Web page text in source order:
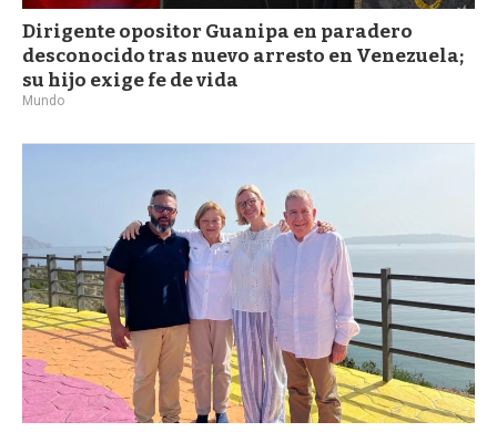
Dirigente opositor Guanipa en paradero
desconocido tras nuevo arresto en Venezuela;
su hijo exige fe de vida
Mundo